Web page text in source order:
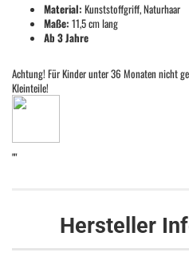
Material: Kunststoffgriff, Naturhaar
Maße: 11,5 cm lang
Ab 3 Jahre
Achtung! Für Kinder unter 36 Monaten nicht
Kleinteile!
""
Hersteller